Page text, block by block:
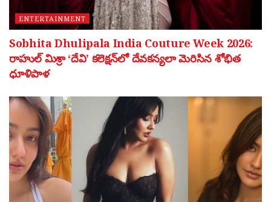
ENTERTAINMENT
Sobhita Dhulipala India Couture Week 2026:
రాహుల్ మిశ్రా ‘దేవి’ కలెక్షన్‌లో దేవకన్యలా మెరిసిన శోభిత
ధూళిపాళ